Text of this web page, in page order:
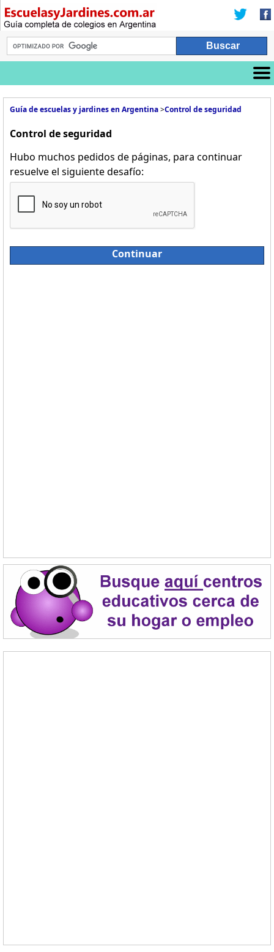
Guía de escuelas y jardines en Argentina>Control de seguridad
Control de seguridad
Hubo muchos pedidos de páginas, para continuar
resuelve el siguiente desafío:
Continuar